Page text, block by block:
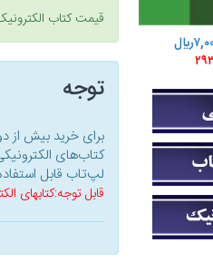
قیمت کتاب
توجه
برای خرید بیش از
کتاب‌های
لپ‌تاب قابل
قابل توجه:کتابهای